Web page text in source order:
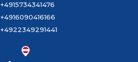
+4915734341476
+4916090416166
+4922349291441